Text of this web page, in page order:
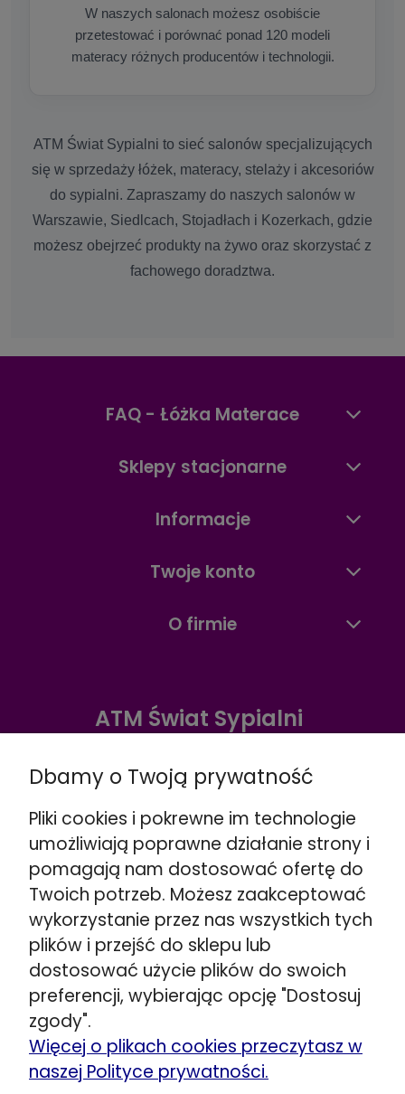
W naszych salonach możesz osobiście
przetestować i porównać ponad 120 modeli
materacy różnych producentów i technologii.
ATM Świat Sypialni to sieć salonów specjalizujących
się w sprzedaży łóżek, materacy, stelaży i akcesoriów
do sypialni. Zapraszamy do naszych salonów w
Warszawie, Siedlcach, Stojadłach i Kozerkach, gdzie
możesz obejrzeć produkty na żywo oraz skorzystać z
fachowego doradztwa.
FAQ - Łóżka Materace
Sklepy stacjonarne
Informacje
Twoje konto
O firmie
ATM Świat Sypialni
☎️+48 888 732 669
Warszawa ul. Puławska 280
☎️
+48 662 901 048
Wskazówki dojazdu >>
Stojadła ul. Warszawska 79
obok Mińsk Mazowiecki
☎️+48 692 098 851
Wskazówki dojazdu >>
Kozerki ul. Generała G. Orlicz-Dreszera 29a
obok Grodzisk Mazowiecki
☎️+48 534 446 858
Wskazówki dojazdu >>
Dbamy o Twoją prywatność
Pliki cookies i pokrewne im technologie
umożliwiają poprawne działanie strony i
pomagają nam dostosować ofertę do
Twoich potrzeb. Możesz zaakceptować
wykorzystanie przez nas wszystkich tych
plików i przejść do sklepu lub
dostosować użycie plików do swoich
preferencji, wybierając opcję "Dostosuj
zgody".
Więcej o plikach cookies przeczytasz w
naszej Polityce prywatności.